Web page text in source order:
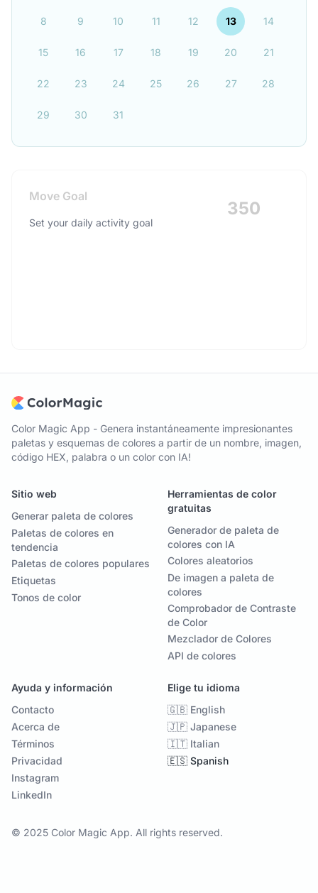
8 9 10 11 12 13 14
15 16 17 18 19 20 21
22 23 24 25 26 27 28
29 30 31
Move Goal
Set your daily activity goal
350
Color Magic App - Genera instantáneamente impresionantes
paletas y esquemas de colores a partir de un nombre, imagen,
código HEX, palabra o un color con IA!
Sitio web
Generar paleta de colores
Paletas de colores en
tendencia
Paletas de colores populares
Etiquetas
Tonos de color
Herramientas de color
gratuitas
Generador de paleta de
colores con IA
Colores aleatorios
De imagen a paleta de
colores
Comprobador de Contraste
de Color
Mezclador de Colores
API de colores
Ayuda y información
Contacto
Acerca de
Términos
Privacidad
Instagram
LinkedIn
Elige tu idioma
🇬🇧 English
🇯🇵 Japanese
🇮🇹 Italian
🇪🇸 Spanish
© 2025 Color Magic App. All rights reserved.